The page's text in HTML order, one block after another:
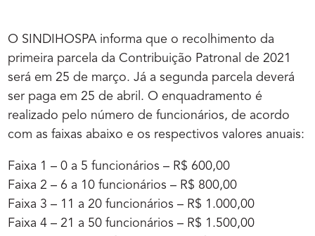
O SINDIHOSPA informa que o recolhimento da
primeira parcela da Contribuição Patronal de 2021
será em 25 de março. Já a segunda parcela deverá
ser paga em 25 de abril. O enquadramento é
realizado pelo número de funcionários, de acordo
com as faixas abaixo e os respectivos valores anuais:
Faixa 1 – 0 a 5 funcionários – R$ 600,00
Faixa 2 – 6 a 10 funcionários – R$ 800,00
Faixa 3 – 11 a 20 funcionários – R$ 1.000,00
Faixa 4 – 21 a 50 funcionários – R$ 1.500,00